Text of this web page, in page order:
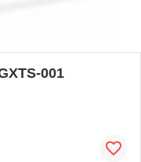
001